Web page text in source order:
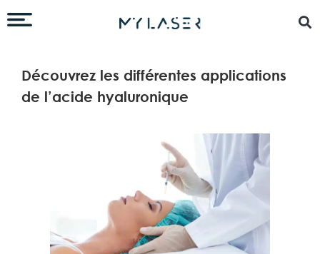
Découvrez les différentes applications
de l’acide hyaluronique